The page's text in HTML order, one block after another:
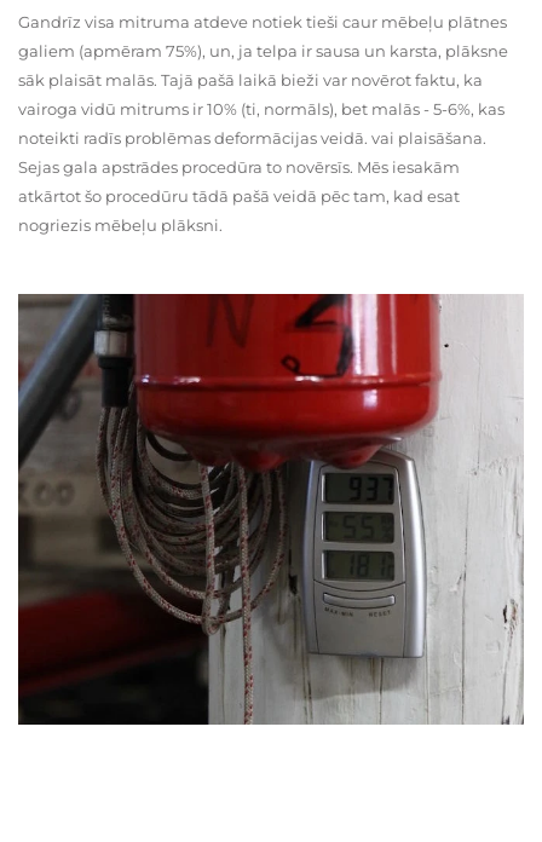
Gandrīz visa mitruma atdeve notiek tieši caur mēbeļu plātnes
galiem (apmēram 75%), un, ja telpa ir sausa un karsta, plāksne
sāk plaisāt malās. Tajā pašā laikā bieži var novērot faktu, ka
vairoga vidū mitrums ir 10% (ti, normāls), bet malās - 5-6%, kas
noteikti radīs problēmas deformācijas veidā. vai plaisāšana.
Sejas gala apstrādes procedūra to novērsīs. Mēs iesakām
atkārtot šo procedūru tādā pašā veidā pēc tam, kad esat
nogriezis mēbeļu plāksni.